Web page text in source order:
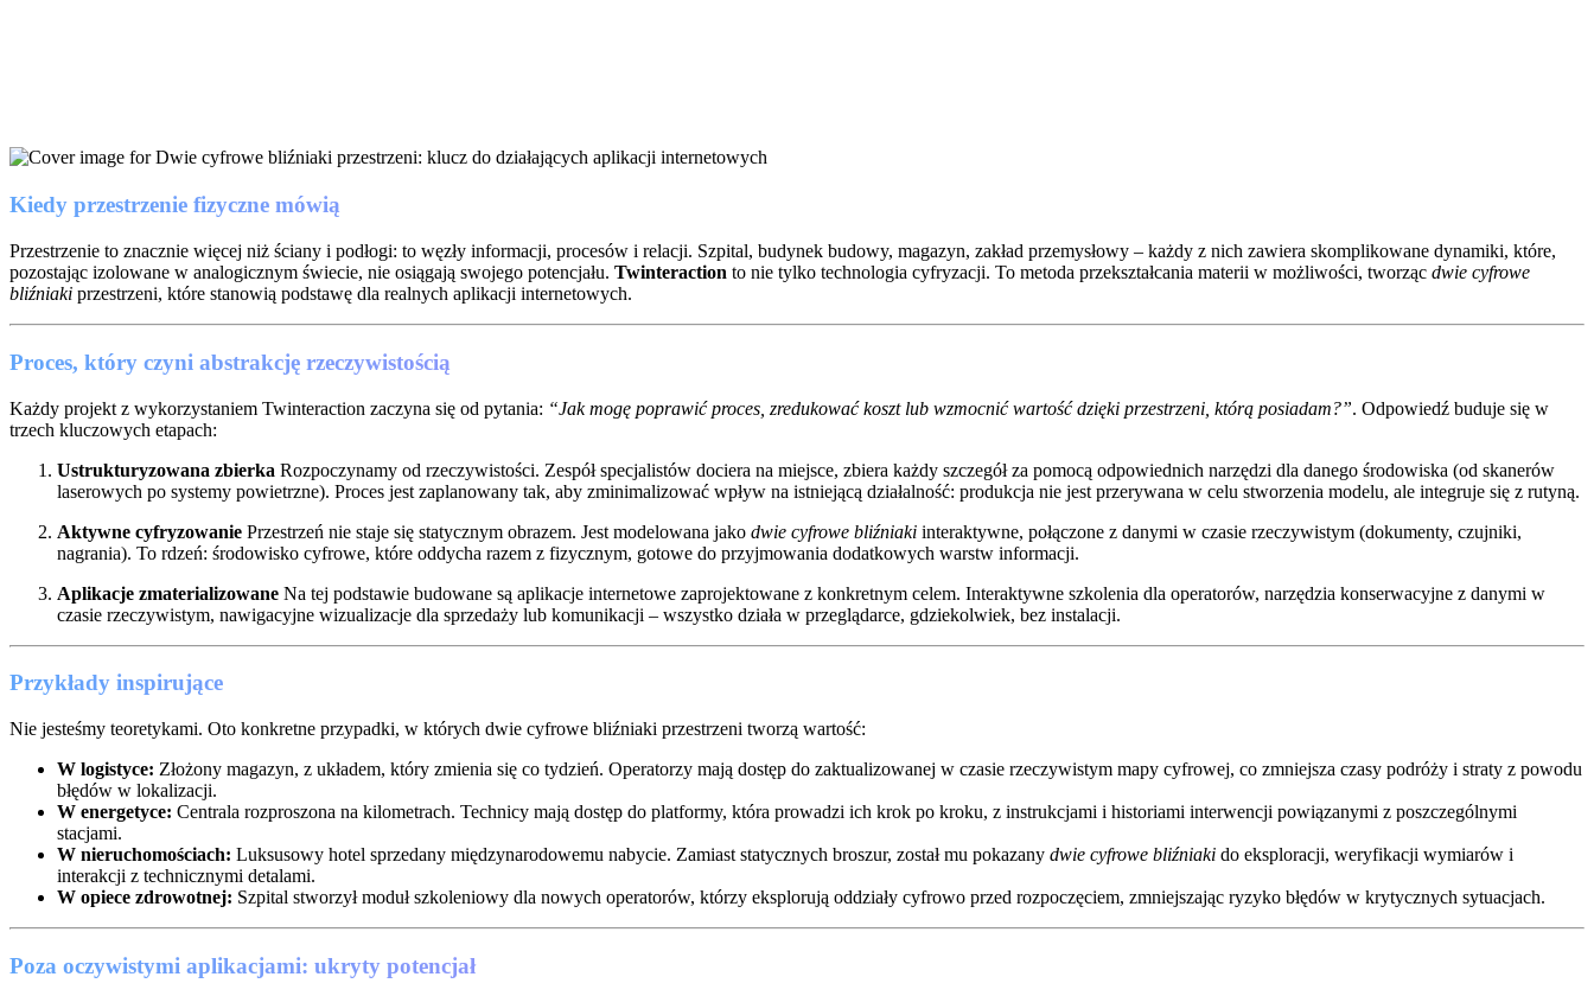
Kiedy przestrzenie fizyczne mówią
Przestrzenie to znacznie więcej niż ściany i podłogi: to węzły informacji, procesów i relacji. Szpital, budynek budowy, magazyn, zakład przemysłowy – każdy z nich zawiera skomplikowane dynamiki, które,
pozostając izolowane w analogicznym świecie, nie osiągają swojego potencjału. Twinteraction to nie tylko technologia cyfryzacji. To metoda przekształcania materii w możliwości, tworząc dwie cyfrowe
bliźniaki przestrzeni, które stanowią podstawę dla realnych aplikacji internetowych.
Proces, który czyni abstrakcję rzeczywistością
Każdy projekt z wykorzystaniem Twinteraction zaczyna się od pytania: “Jak mogę poprawić proces, zredukować koszt lub wzmocnić wartość dzięki przestrzeni, którą posiadam?”. Odpowiedź buduje się w
trzech kluczowych etapach:
Ustrukturyzowana zbierka Rozpoczynamy od rzeczywistości. Zespół specjalistów dociera na miejsce, zbiera każdy szczegół za pomocą odpowiednich narzędzi dla danego środowiska (od skanerów
laserowych po systemy powietrzne). Proces jest zaplanowany tak, aby zminimalizować wpływ na istniejącą działalność: produkcja nie jest przerywana w celu stworzenia modelu, ale integruje się z rutyną.
Aktywne cyfryzowanie Przestrzeń nie staje się statycznym obrazem. Jest modelowana jako dwie cyfrowe bliźniaki interaktywne, połączone z danymi w czasie rzeczywistym (dokumenty, czujniki,
nagrania). To rdzeń: środowisko cyfrowe, które oddycha razem z fizycznym, gotowe do przyjmowania dodatkowych warstw informacji.
Aplikacje zmaterializowane Na tej podstawie budowane są aplikacje internetowe zaprojektowane z konkretnym celem. Interaktywne szkolenia dla operatorów, narzędzia konserwacyjne z danymi w
czasie rzeczywistym, nawigacyjne wizualizacje dla sprzedaży lub komunikacji – wszystko działa w przeglądarce, gdziekolwiek, bez instalacji.
Przykłady inspirujące
Nie jesteśmy teoretykami. Oto konkretne przypadki, w których dwie cyfrowe bliźniaki przestrzeni tworzą wartość:
W logistyce: Złożony magazyn, z układem, który zmienia się co tydzień. Operatorzy mają dostęp do zaktualizowanej w czasie rzeczywistym mapy cyfrowej, co zmniejsza czasy podróży i straty z powodu
błędów w lokalizacji.
W energetyce: Centrala rozproszona na kilometrach. Technicy mają dostęp do platformy, która prowadzi ich krok po kroku, z instrukcjami i historiami interwencji powiązanymi z poszczególnymi
stacjami.
W nieruchomościach: Luksusowy hotel sprzedany międzynarodowemu nabycie. Zamiast statycznych broszur, został mu pokazany dwie cyfrowe bliźniaki do eksploracji, weryfikacji wymiarów i
interakcji z technicznymi detalami.
W opiece zdrowotnej: Szpital stworzył moduł szkoleniowy dla nowych operatorów, którzy eksplorują oddziały cyfrowo przed rozpoczęciem, zmniejszając ryzyko błędów w krytycznych sytuacjach.
Poza oczywistymi aplikacjami: ukryty potencjał